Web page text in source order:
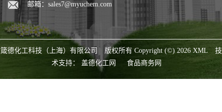
邮箱： sales7@myuchem.com
箴德化工科技（上海）有限公司 版权所有 Copyright (©) 2026 XML
技
术支持： 盖德化工网 食品商务网